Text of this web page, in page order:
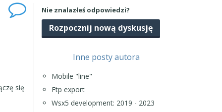
się
Nie znalazłeś odpowiedzi?
Rozpocznij nową dyskusję
Inne posty autora
Mobile "line"
Ftp export
Wsx5 development: 2019 - 2023